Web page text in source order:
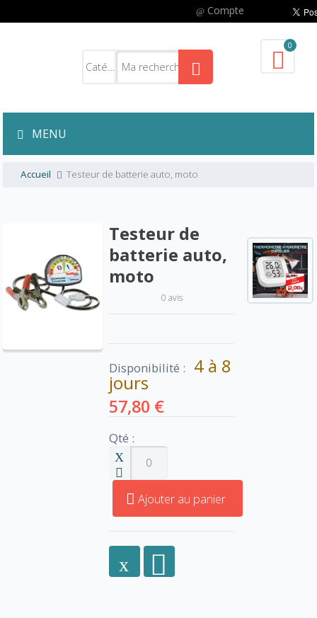
Compte
0
MENU
Accueil Testeur de batterie auto, moto
Testeur de
batterie auto,
moto
0 avis
Disponibilité : 4 à 8
jours
57,80 €
Qté :
Ajouter au panier